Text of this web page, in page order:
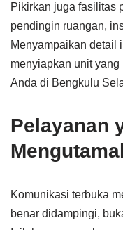
Pikirkan juga fasilitas
pendingin ruangan,
Menyampaikan detail
menyiapkan unit
Anda di Bengkulu
Pelayanan
Komunikasi terbuka
benar didampingi,